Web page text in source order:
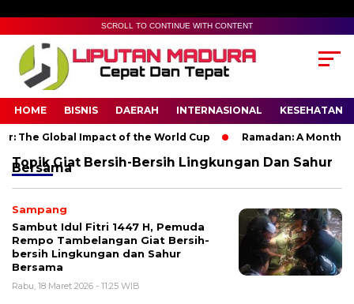
SCROLL TO CONTINUE WITH CONTENT
HOME BISNIS DAERAH INTERNASIONAL KESEHATAN
The Global Impact of the World Cup Ramadan: A Month
TopikGiat Bersih-Bersih Lingkungan Dan Sahur
Bersama
Sampang
Sambut Idul Fitri 1447 H, Pemuda
Rempo Tambelangan Giat Bersih-
bersih Lingkungan dan Sahur
Bersama
Rabu, 18 Maret 2026 - 11:25 WIB